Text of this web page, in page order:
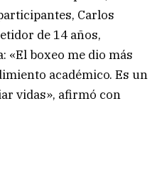
Carlos
de 14 años,
«El boxeo me dio más
académico. Es un
vidas», afirmó con